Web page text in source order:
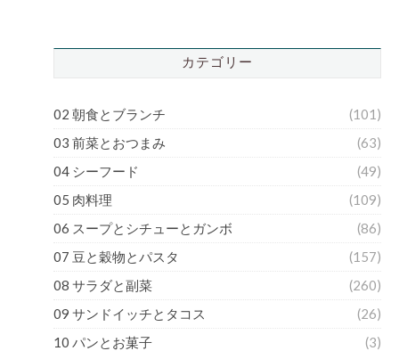
カテゴリー
02 朝食とブランチ
(101)
03 前菜とおつまみ
(63)
04 シーフード
(49)
05 肉料理
(109)
06 スープとシチューとガンボ
(86)
07 豆と穀物とパスタ
(157)
08 サラダと副菜
(260)
09 サンドイッチとタコス
(26)
10 パンとお菓子
(3)